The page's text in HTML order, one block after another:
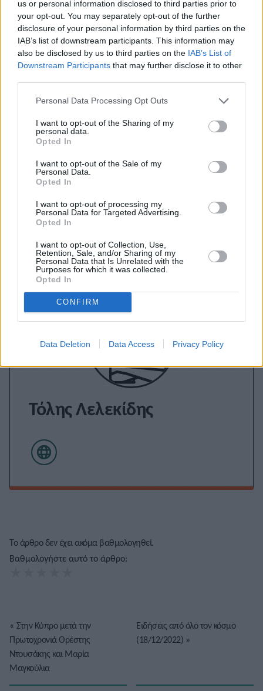
us or personal information disclosed to third parties prior to
your opt-out. You may separately opt-out of the further
disclosure of your personal information by third parties on the
IAB’s list of downstream participants. This information may
also be disclosed by us to third parties on the IAB’s List of
Downstream Participants that may further disclose it to other
Personal Data Processing Opt Outs
I want to opt-out of the Sharing of my
personal data.
Opted In
I want to opt-out of the Sale of my
Personal Data.
Opted In
I want to opt-out of processing my
Personal Data for Targeted Advertising.
Opted In
I want to opt-out of Collection, Use,
Retention, Sale, and/or Sharing of my
Personal Data that Is Unrelated with the
Purposes for which it was collected.
Opted In
CONFIRM
Data Deletion Data Access Privacy Policy
Η Ανγκελίνα Τόπιτς ήταν νικήτρια και στο μήκος με
6,23μ. που είναι ατομικό της ρεκόρ.
Κεντρική φωτογραφία: Stivostime/ Angelos Zymaras
Εγγραφείτε στο Stivostime των
Τόλης Λελεκίδης
Το άρθρο δεν έχει ακόμα βαθμολογηθεί.
Βαθμολογήστε αυτό το άρθρο:
« Στην Κύπρο μετά την
Πρωτοχρονιά Ορέστης
Ντουσάκης και Μαρία
Μαγκούλια
Ειδήσεις από όλο τον κόσμο
(18/12/2022) »